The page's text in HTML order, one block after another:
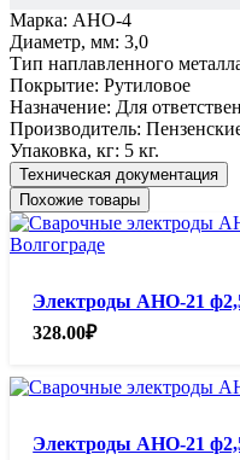
Марка: АНО-4
Диаметр, мм: 3,0
Тип наплавленного
Покрытие: Рутиловое
Назначение: Для
Производитель:
Упаковка, кг: 5 кг.
Техническая документация
Похожие товары
Электроды АНО-21
328.00₽
Электроды АНО-21